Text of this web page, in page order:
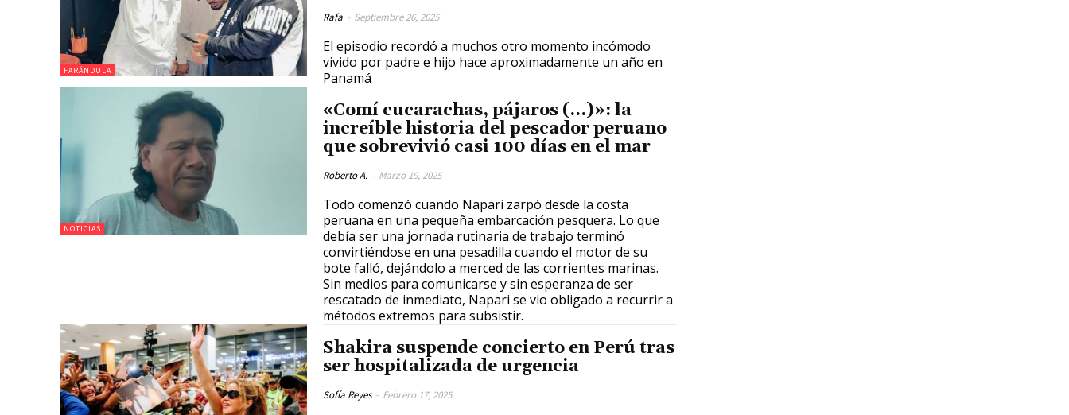
FARÁNDULA
Rafa - Septiembre 26, 2025
El episodio recordó a muchos otro momento incómodo
vivido por padre e hijo hace aproximadamente un año en
Panamá
NOTICIAS
«Comí cucarachas, pájaros (…)»: la
increíble historia del pescador peruano
que sobrevivió casi 100 días en el mar
Roberto A. - Marzo 19, 2025
Todo comenzó cuando Napari zarpó desde la costa
peruana en una pequeña embarcación pesquera. Lo que
debía ser una jornada rutinaria de trabajo terminó
convirtiéndose en una pesadilla cuando el motor de su
bote falló, dejándolo a merced de las corrientes marinas.
Sin medios para comunicarse y sin esperanza de ser
rescatado de inmediato, Napari se vio obligado a recurrir a
métodos extremos para subsistir.
Shakira suspende concierto en Perú tras
ser hospitalizada de urgencia
Sofía Reyes - Febrero 17, 2025